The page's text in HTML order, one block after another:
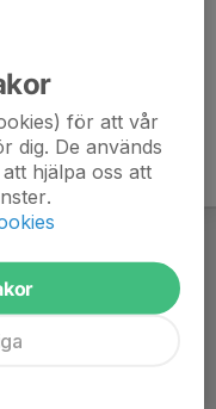
för att vår
dig. De används
hjälpa oss att